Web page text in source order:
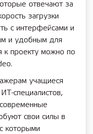
отвечают за
загрузки
с интерфейсами и
и удобным для
к проекту можно по
учащиеся
специалистов,
свои силы в
которыми